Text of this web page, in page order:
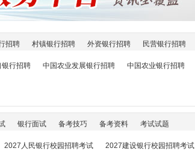
招聘 村镇银行招聘 外资银行招聘 民营银行招聘
银行招聘 中国农业发展银行招聘 中国农业银行招聘
银行面试 备考技巧 备考资料 考试试题
2027人民银行校园招聘考试 2027建设银行校园招聘考试